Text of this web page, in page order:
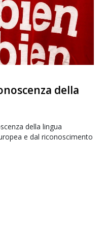
della
della lingua
e dal riconoscimento